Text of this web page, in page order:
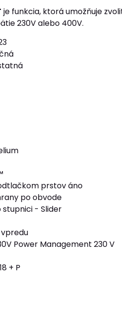
je funkcia, ktorá umožňuje
230V alebo 400V.
prstov áno
po obvode
- Slider
Power Management 230 V
+ P